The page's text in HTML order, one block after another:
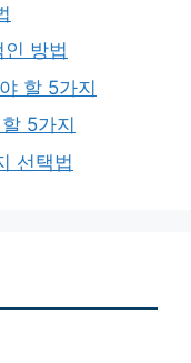
방법
할 5가지
5가지
선택법